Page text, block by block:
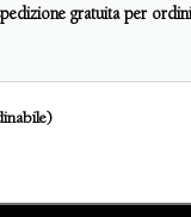
gratuita per